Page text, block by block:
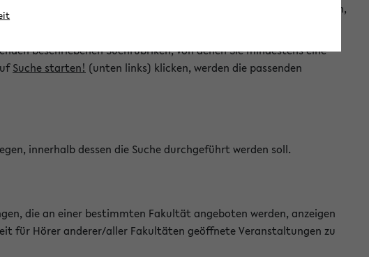
durchsuchen und so gezielt die Veranstaltungen heraussuchen,
beschriebenen Suchrubriken, von denen Sie mindestens eine
Suche starten! (unten links) klicken, werden die passenden
innerhalb dessen die Suche durchgeführt werden soll.
die an einer bestimmten Fakultät angeboten werden, anzeigen
für Hörer anderer/aller Fakultäten geöffnete Veranstaltungen zu